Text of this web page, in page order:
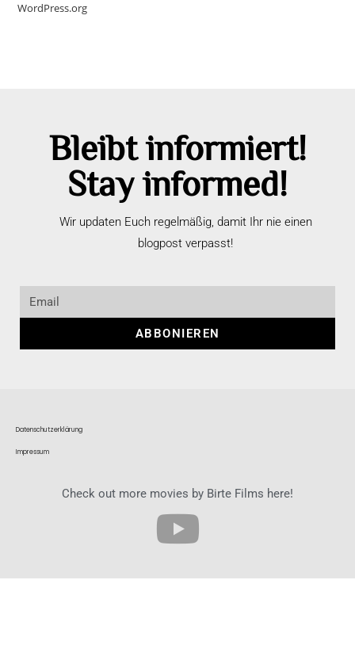
WordPress.org
Bleibt informiert!
Stay informed!
Wir updaten Euch regelmäßig, damit Ihr nie einen
blogpost verpasst!
ABBONIEREN
Datenschutzerklärung
Impressum
Check out more movies by Birte Films here!